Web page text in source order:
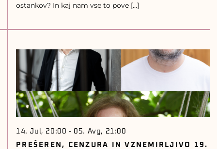
ostankov? In kaj nam vse to pove […]
PREŠEREN, CENZURA IN VZNEMIRLJIVO 19.
14. Jul, 20:00 - 05. Avg, 21:00